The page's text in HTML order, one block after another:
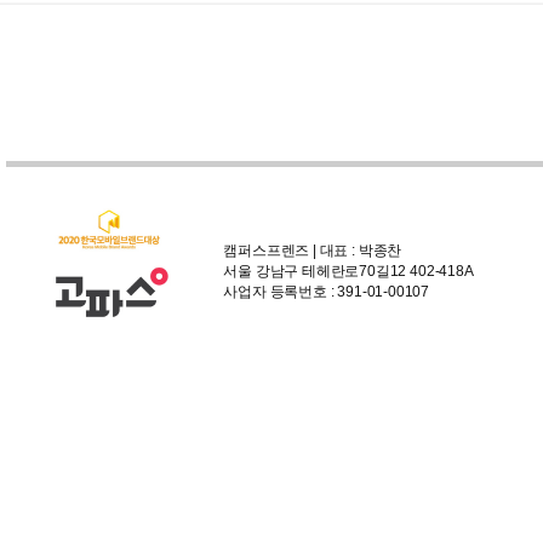
캠퍼스프렌즈 | 대표 : 박종찬
서울 강남구 테헤란로70길12 402-418A
사업자 등록번호 : 391-01-00107